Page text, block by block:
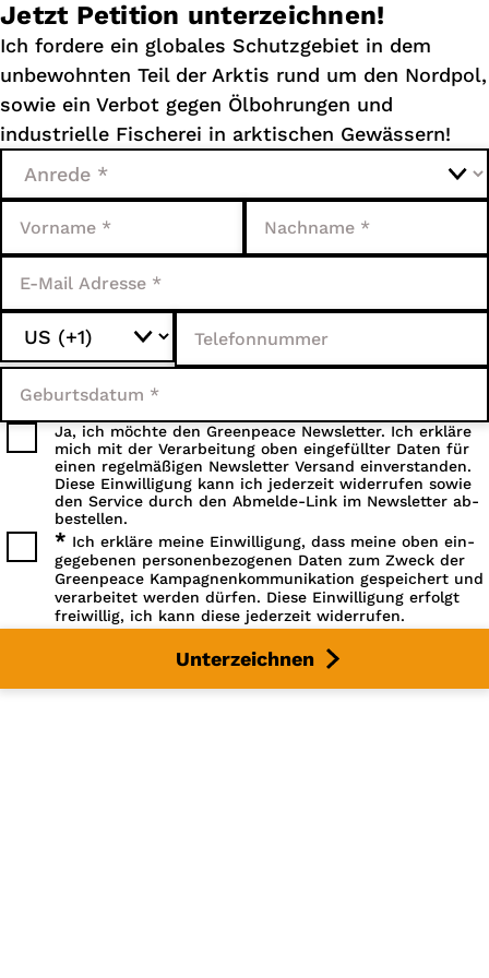
Jetzt Petition unterzeichnen!
Ich fordere ein globales Schutzgebiet in dem
unbewohnten Teil der Arktis rund um den Nordpol,
sowie ein Verbot gegen Ölbohrungen und
industrielle Fischerei in arktischen Gewässern!
Ja, ich möchte den Greenpeace Newsletter. Ich erkläre
mich mit der Ver­arbeitung oben ein­gefüllter Daten für
einen regel­mäßigen Newsletter Versand ein­verstanden.
Diese Ein­willigung kann ich jeder­zeit wider­rufen sowie
den Service durch den Abmelde-Link im Newsletter ab­
bestellen.
* Ich erkläre meine Einwilligung, dass meine oben ein­
gegebenen personen­bezogenen Daten zum Zweck der
Greenpeace Kampagnen­kommunikation gespeichert und
verarbeitet werden dürfen. Diese Einwilligung erfolgt
freiwillig, ich kann diese jederzeit widerrufen.
Unterzeichnen